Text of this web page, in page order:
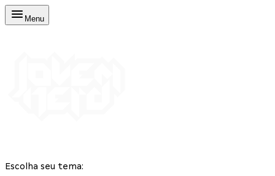
Menu
Escolha seu tema: